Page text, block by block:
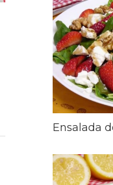
Ensalada